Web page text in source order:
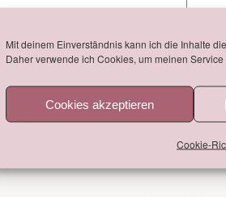
Mit deinem Einverständnis kann ich die Inhalte
Daher verwende ich Cookies, um meinen
Cookies akzeptieren
Cookie-